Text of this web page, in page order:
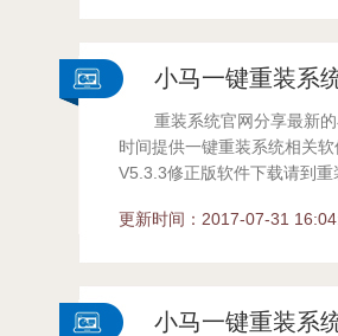
小马一键重装系
系统
重装系统官网分享最新
时间提供一键重装系统相关
V5.3.3修正版软件下载请到
更新时间：2017-07-31
小马一键重装系